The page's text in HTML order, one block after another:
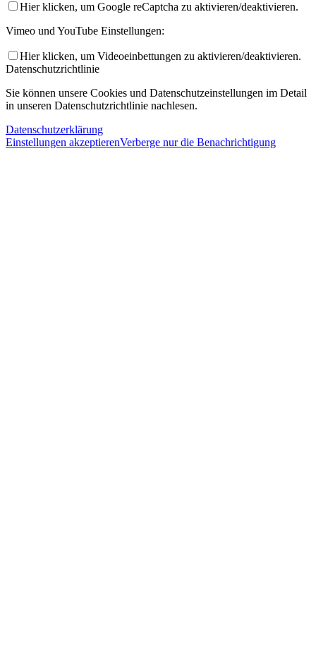
Hier klicken, um Google reCaptcha zu aktivieren/deaktivieren.
Vimeo und YouTube Einstellungen:
Hier klicken, um Videoeinbettungen zu aktivieren/deaktivieren.
Datenschutzrichtlinie
Sie können unsere Cookies und Datenschutzeinstellungen im Detail
in unseren Datenschutzrichtlinie nachlesen.
Datenschutzerklärung
Einstellungen akzeptierenVerberge nur die Benachrichtigung